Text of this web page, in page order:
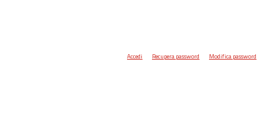
Accedi Recupera password Modifica password